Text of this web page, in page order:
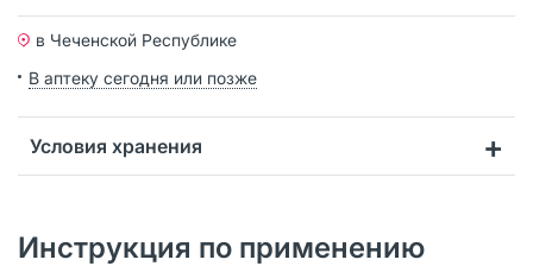
в Чеченской Республике
В аптеку сегодня или позже
Условия хранения
Инструкция по применению